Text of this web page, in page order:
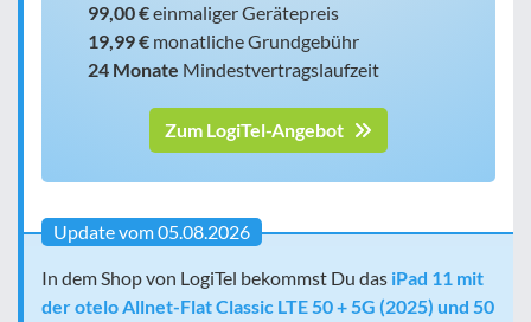
99,00 €einmaliger Gerätepreis
19,99 € monatliche Grundgebühr
24 Monate Mindestvertragslaufzeit
Zum LogiTel-Angebot
Update vom 05.08.2026
In dem Shop von LogiTel bekommst Du das iPad 11 mit
der otelo Allnet-Flat Classic LTE 50 + 5G (2025) und 50